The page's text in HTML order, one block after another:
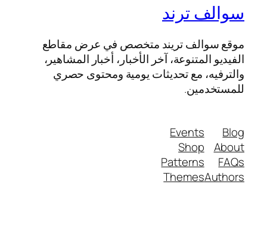
سوالف ترند
موقع سوالف تريند متخصص في عرض مقاطع
الفيديو المتنوعة، آخر الأخبار، أخبار المشاهير،
والترفيه، مع تحديثات يومية ومحتوى حصري
للمستخدمين.
Blog
About
FAQs
Authors
Events
Shop
Patterns
Themes